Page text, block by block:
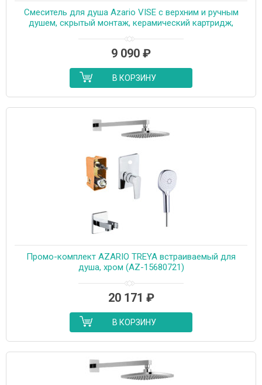
Смеситель для душа Azario VISE с верхним и ручным
душем, скрытый монтаж, керамический картридж,
9 090 ₽
В КОРЗИНУ
Промо-комплект AZARIO TREYA встраиваемый для
душа, хром (AZ-15680721)
20 171 ₽
В КОРЗИНУ